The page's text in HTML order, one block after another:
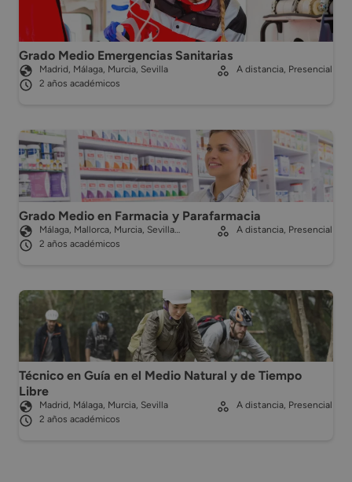
Grado Medio Emergencias Sanitarias
Madrid, Málaga, Murcia, Sevilla
2 años académicos
A distancia, Presencial
Grado Medio en Farmacia y Parafarmacia
Málaga, Mallorca, Murcia, Sevilla…
2 años académicos
A distancia, Presencial
Técnico en Guía en el Medio Natural y de Tiempo
Libre
Madrid, Málaga, Murcia, Sevilla
2 años académicos
A distancia, Presencial